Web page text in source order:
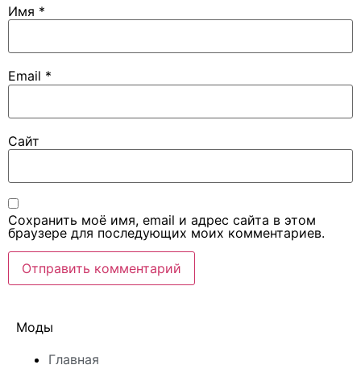
Имя *
Email *
Сайт
Сохранить моё имя, email и адрес сайта в этом
браузере для последующих моих комментариев.
Моды
Главная